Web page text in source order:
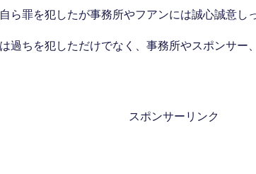
ら罪を犯したが事務所やフアンには誠心誠意し
過ちを犯しただけでなく、事務所やスポンサー
スポンサーリンク